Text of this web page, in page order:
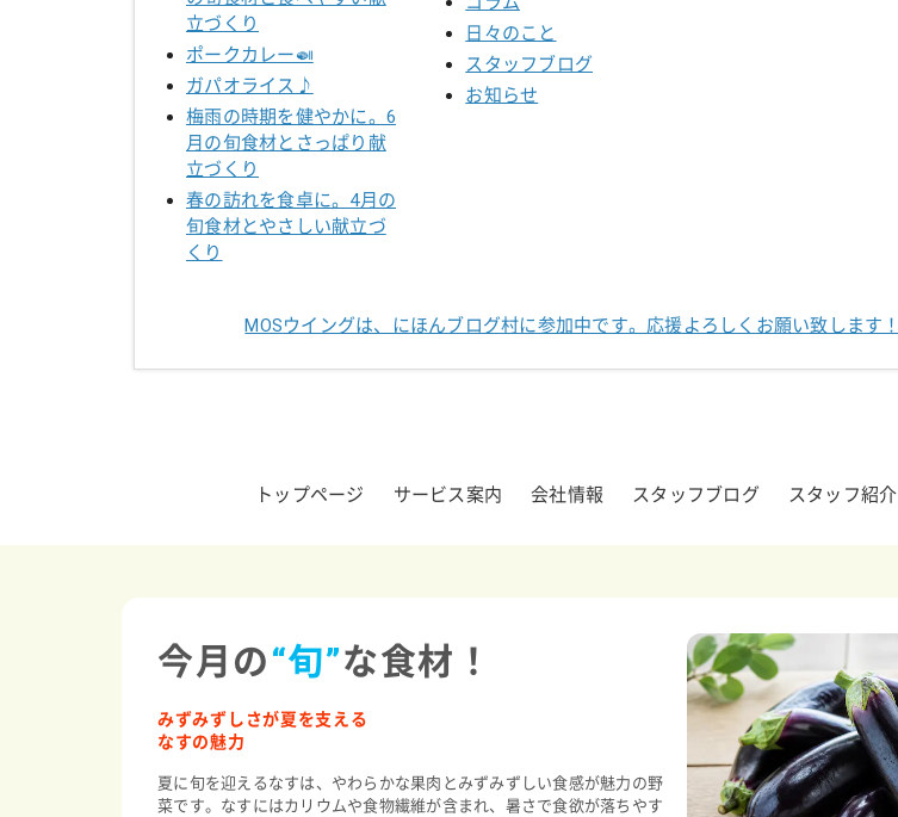
立づくり
ポークカレー🍛
ガパオライス♪
梅雨の時期を健やかに。6
月の旬食材とさっぱり献
立づくり
春の訪れを食卓に。4月の
旬食材とやさしい献立づ
くり
日々のこと
スタッフブログ
お知らせ
MOSウイングは、にほんブログ村に参加中です。 応援よろしくお願い致します！
トップページ サービス案内 会社情報 スタッフブログ スタッフ紹介
今月の“旬”な食材！
みずみずしさが夏を支える
なすの魅力
夏に旬を迎えるなすは、やわらかな果肉とみずみずしい食感が魅力の野
菜です。なすにはカリウムや食物繊維が含まれ、暑さで食欲が落ちやす